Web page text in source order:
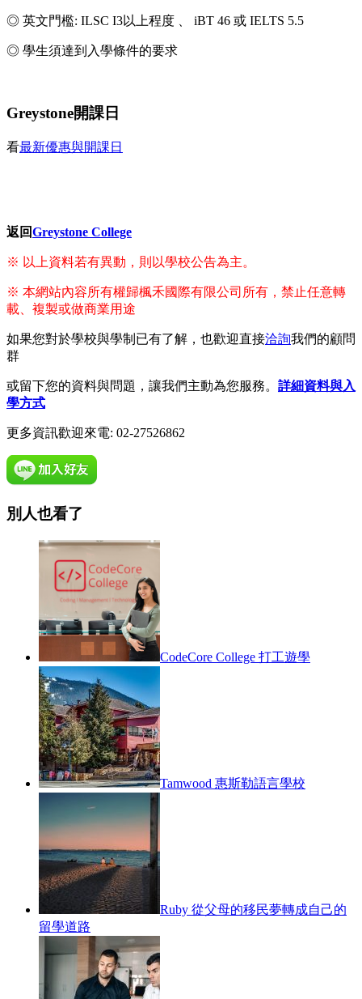
◎ 英文門檻: ILSC I3以上程度 、 iBT 46 或 IELTS 5.5
◎ 學生須達到入學條件的要求
Greystone開課日
看最新優惠與開課日
返回Greystone College
※ 以上資料若有異動，則以學校公告為主。
※ 本網站內容所有權歸楓禾國際有限公司所有，禁止任意轉
載、複製或做商業用途
如果您對於學校與學制已有了解，也歡迎直接洽詢我們的顧問
群
或留下您的資料與問題，讓我們主動為您服務。 詳細資料與入
學方式
更多資訊歡迎來電: 02-27526862
別人也看了
CodeCore College 打工遊學
Tamwood 惠斯勒語言學校
Ruby 從父母的移民夢轉成自己的
留學道路